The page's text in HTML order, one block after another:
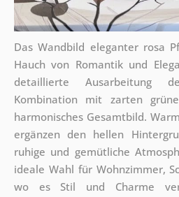
Das Wandbild eleganter rosa
Hauch von Romantik und
detaillierte Ausarbeitung
Kombination mit zarten
harmonisches Gesamtbild.
ergänzen den hellen
ruhige und gemütliche
ideale Wahl für Wohnzimmer,
wo es Stil und Charme